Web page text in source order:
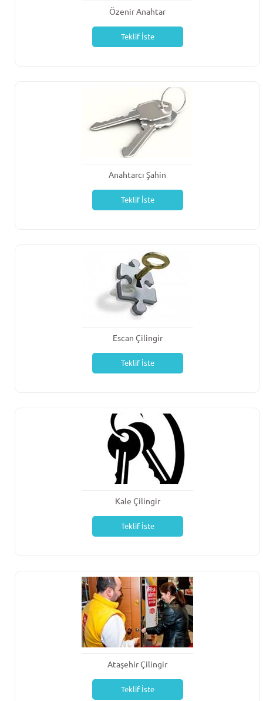
Özenir Anahtar
Teklif İste
Anahtarcı Şahin
Teklif İste
Escan Çilingir
Teklif İste
Kale Çilingir
Teklif İste
Ataşehir Çilingir
Teklif İste